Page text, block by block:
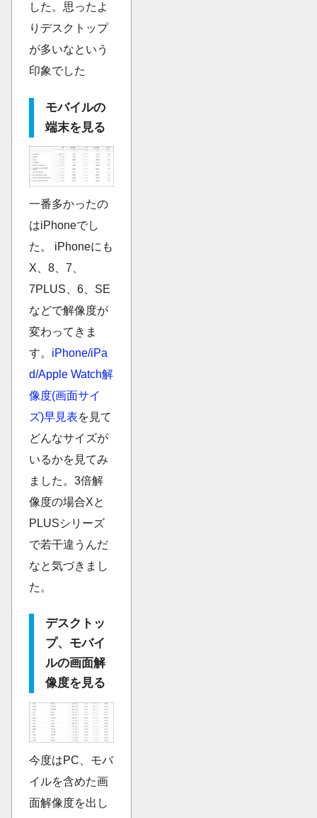
した。思ったよ
りデスクトップ
が多いなという
印象でした
モバイルの
端末を見る
一番多かったの
はiPhoneでし
た。 iPhoneにも
X、8、7、
7PLUS、6、SE
などで解像度が
変わってきま
す。 iPhone/iPa
d/Apple Watch解
像度(画面サイ
ズ)早見表を見て
どんなサイズが
いるかを見てみ
ました。3倍解
像度の場合Xと
PLUSシリーズ
で若干違うんだ
なと気づきまし
た。
デスクトッ
プ、モバイ
ルの画面解
像度を見る
今度はPC、モバ
イルを含めた画
面解像度を出し